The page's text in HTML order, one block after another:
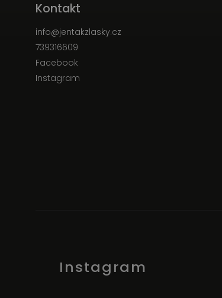
Kontakt
info@jentakzlasky.cz
739316609
Facebook
Instagram
Instagram